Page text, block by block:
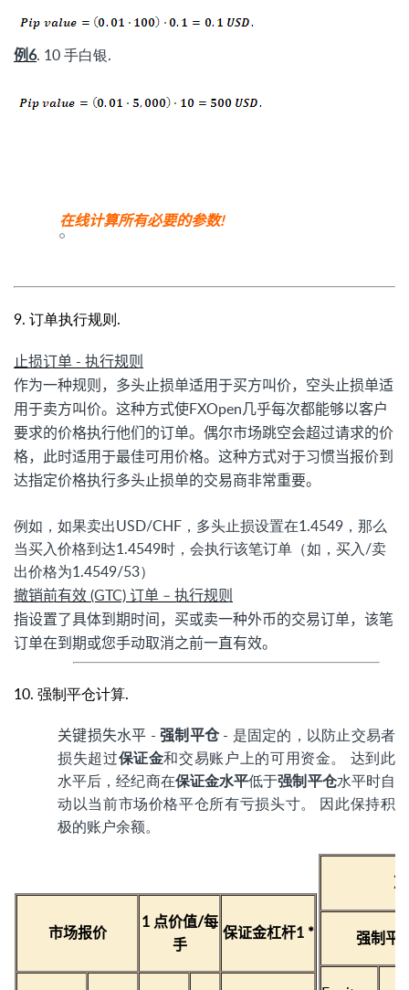
例6. 10 手白银.
在线计算所有必要的参数!
9. 订单执行规则.
止损订单 - 执行规则
作为一种规则，多头止损单适用于买方叫价，空头止损单适
用于卖方叫价。这种方式使FXOpen几乎每次都能够以客户
要求的价格执行他们的订单。偶尔市场跳空会超过请求的价
格，此时适用于最佳可用价格。这种方式对于习惯当报价到
达指定价格执行多头止损单的交易商非常重要。
例如，如果卖出USD/CHF，多头止损设置在1.4549，那么
当买入价格到达1.4549时，会执行该笔订单（如，买入/卖
出价格为1.4549/53）
撤销前有效 (GTC) 订单 – 执行规则
指设置了具体到期时间，买或卖一种外币的交易订单，该笔
订单在到期或您手动取消之前一直有效。
10. 强制平仓计算.
关键损失水平 - 强制平仓 - 是固定的，以防止交易者
损失超过保证金和交易账户上的可用资金。 达到此
水平后，经纪商在保证金水平低于强制平仓水平时自
动以当前市场价格平仓所有亏损头寸。 因此保持积
极的账户余额。
市场报价
1 点价值/每
手
保证金杠杆1 * 强制平